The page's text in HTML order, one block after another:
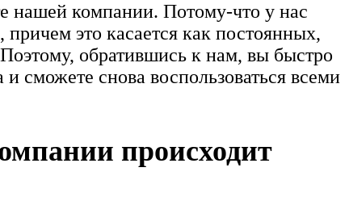
нашей компании. Потому-что у нас
это касается как постоянных,
обратившись к нам, вы быстро
сможете снова воспользоваться всеми
происходит